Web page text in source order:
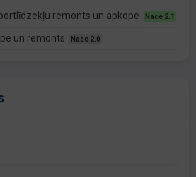
remonts un apkope Nace 2.1
un remonts Nace 2.0